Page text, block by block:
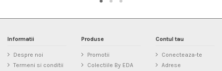
Informatii
Despre noi
Termeni si conditii
Produse
Promotii
Colectiile By EDA
Contul tau
Conecteaza-te
Adrese